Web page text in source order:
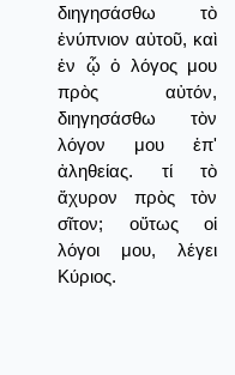
διηγησάσθω τὸ
ἐνύπνιον αὐτοῦ, καὶ
ἐν ᾧ ὁ λόγος μου
πρὸς αὐτόν,
διηγησάσθω τὸν
λόγον μου ἐπ'
ἀληθείας. τί τὸ
ἄχυρον πρὸς τὸν
σῖτον; οὕτως οἱ
λόγοι μου, λέγει
Κύριος.